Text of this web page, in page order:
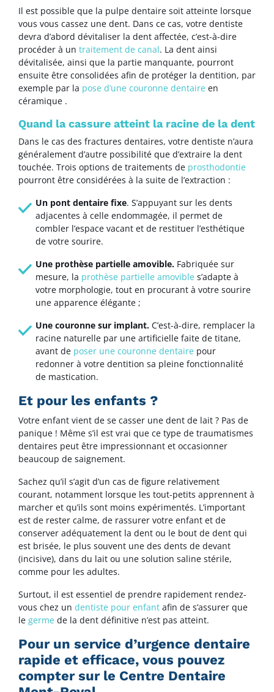
Il est possible que la pulpe dentaire soit atteinte lorsque
vous vous cassez une dent. Dans ce cas, votre dentiste
devra d’abord dévitaliser la dent affectée, c’est-à-dire
procéder à un traitement de canal. La dent ainsi
dévitalisée, ainsi que la partie manquante, pourront
ensuite être consolidées afin de protéger la dentition, par
exemple par la pose d’une couronne dentaire en
céramique .
Quand la cassure atteint la racine de la dent
Dans le cas des fractures dentaires, votre dentiste n’aura
généralement d’autre possibilité que d’extraire la dent
touchée. Trois options de traitements de prosthodontie
pourront être considérées à la suite de l’extraction :
Un pont dentaire fixe. S’appuyant sur les dents
adjacentes à celle endommagée, il permet de
combler l’espace vacant et de restituer l’esthétique
de votre sourire.
Une prothèse partielle amovible. Fabriquée sur
mesure, la prothèse partielle amovible s’adapte à
votre morphologie, tout en procurant à votre sourire
une apparence élégante ;
Une couronne sur implant. C’est-à-dire, remplacer la
racine naturelle par une artificielle faite de titane,
avant de poser une couronne dentaire pour
redonner à votre dentition sa pleine fonctionnalité
de mastication.
Et pour les enfants ?
Votre enfant vient de se casser une dent de lait ? Pas de
panique ! Même s’il est vrai que ce type de traumatismes
dentaires peut être impressionnant et occasionner
beaucoup de saignement.
Sachez qu’il s’agit d’un cas de figure relativement
courant, notamment lorsque les tout-petits apprennent à
marcher et qu’ils sont moins expérimentés. L’important
est de rester calme, de rassurer votre enfant et de
conserver adéquatement la dent ou le bout de dent qui
est brisée, le plus souvent une des dents de devant
(incisive), dans du lait ou une solution saline stérile,
comme pour les adultes.
Surtout, il est essentiel de prendre rapidement rendez-
vous chez un dentiste pour enfant afin de s’assurer que
le germe de la dent définitive n’est pas atteint.
Pour un service d’urgence dentaire
rapide et efficace, vous pouvez
compter sur le Centre Dentaire